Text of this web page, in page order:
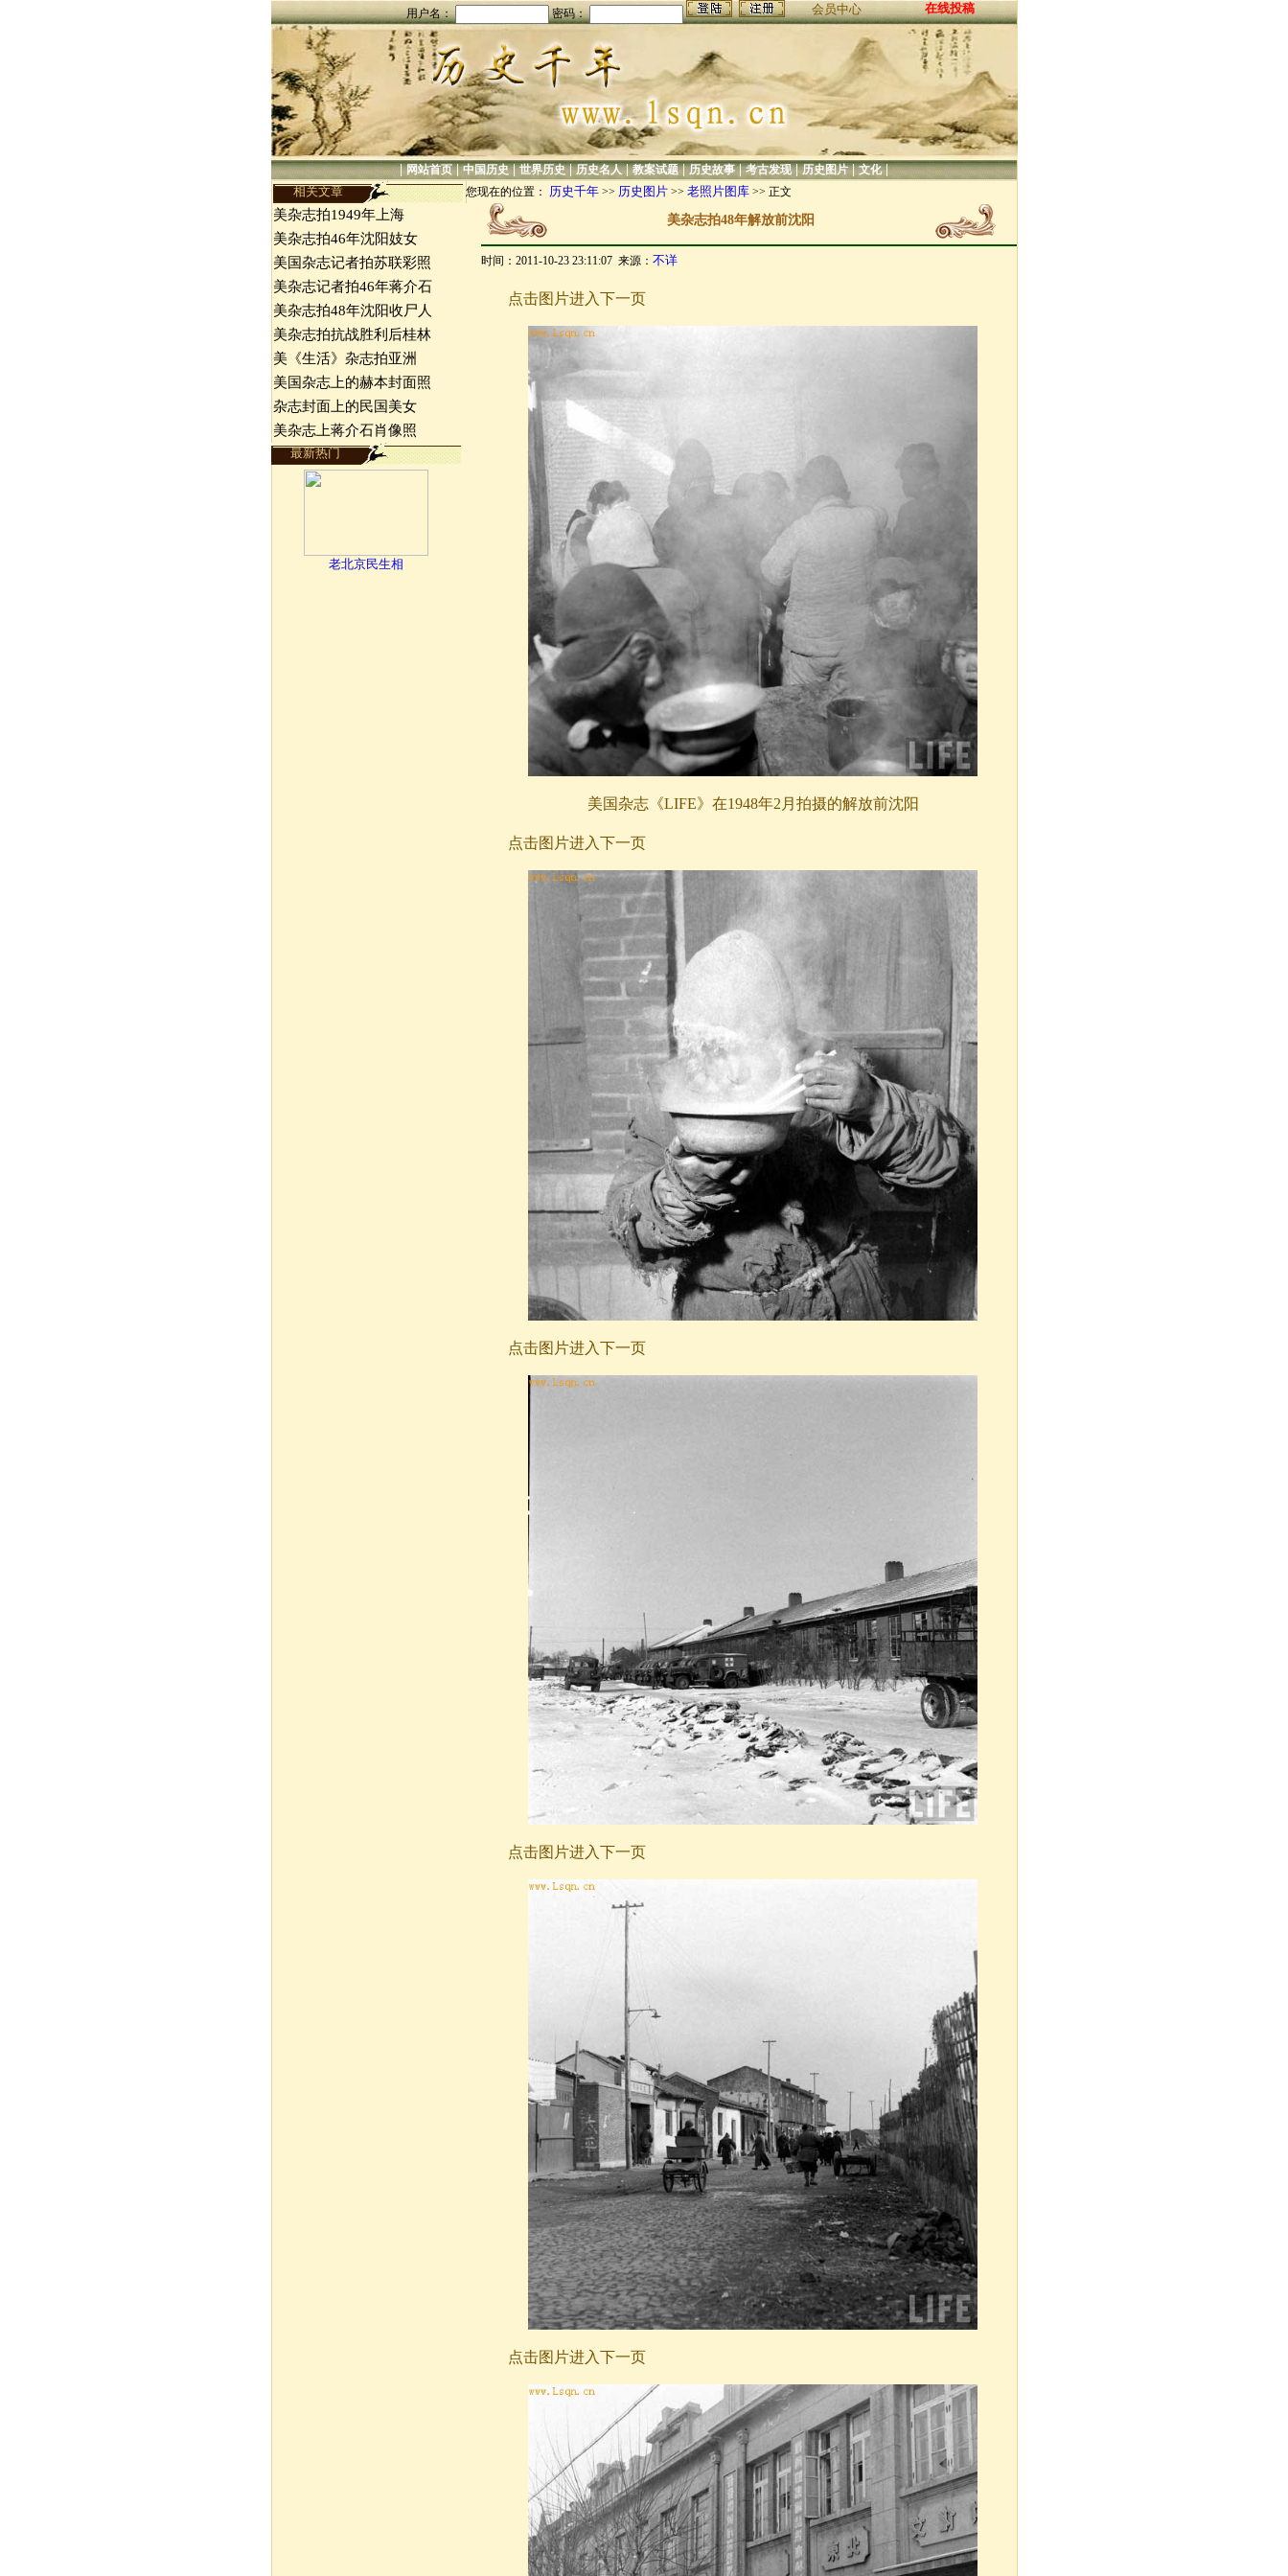
用户名： 密码： 会员中心 在线投稿
|网站首页|中国历史|世界历史|历史名人|教案试题|历史故事|考古发现|历史图片|文化|
相关文章
您现在的位置： 历史千年>> 历史图片>> 老照片图库>> 正文
美杂志拍1949年上海
美杂志拍46年沈阳妓女
美国杂志记者拍苏联彩照
美杂志记者拍46年蒋介石
美杂志拍48年沈阳收尸人
美杂志拍抗战胜利后桂林
美《生活》杂志拍亚洲
美国杂志上的赫本封面照
杂志封面上的民国美女
美杂志上蒋介石肖像照
最新热门
老北京民生相
美杂志拍48年解放前沈阳
时间：2011-10-23 23:11:07 来源： 不详
点击图片进入下一页
美国杂志《LIFE》在1948年2月拍摄的解放前沈阳
点击图片进入下一页
点击图片进入下一页
点击图片进入下一页
点击图片进入下一页